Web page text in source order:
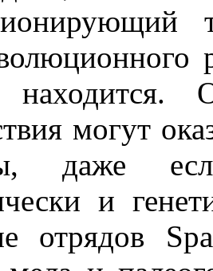
могут
даже
и
отрядов